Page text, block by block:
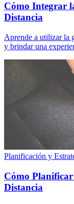
Cómo Integrar
Distancia
Aprende a utilizar la
y brindar una
Planificación y
Cómo
Distancia